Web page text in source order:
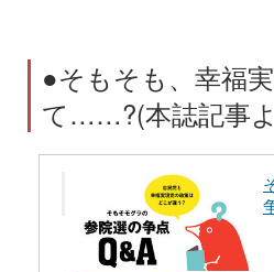
●そもそも、幸福
て……?(本誌記事